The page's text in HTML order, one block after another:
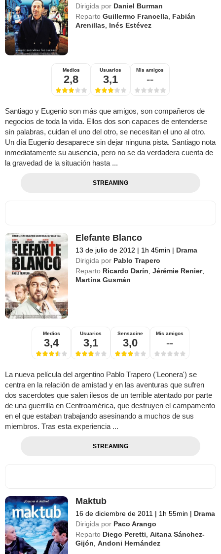
Dirigida por Daniel Burman
Reparto Guillermo Francella Fabián
Arenillas
Inés Estévez
Medios
2,8
Usuarios
3,1
Mis amigos
--
Santiago y Eugenio son más que amigos, son compañeros de
negocios de toda la vida. Ellos dos son capaces de entenderse
sin palabras, cuidan el uno del otro, se necesitan el uno al otro.
Un día Eugenio desaparece sin dejar ninguna pista. Santiago nota
inmediatamente su ausencia, pero no se da verdadera cuenta de
la gravedad de la situación hasta ...
STREAMING
Elefante Blanco
13 de julio de 2012 | 1h 45min | Drama
Dirigida por Pablo Trapero
Reparto Ricardo Darín ,Jérémie Renier,
Martina Gusmán
Medios
3,4
Usuarios
3,1
Sensacine
3,0
Mis amigos
--
La nueva película del argentino Pablo Trapero ('Leonera') se
centra en la relación de amistad y en las aventuras que sufren
dos sacerdotes que salen ilesos de un terrible atentado por parte
de una guerrilla en Centroamérica, que destruyen el campamento
en el que estaban trabajando asesinando a muchos de sus
miembros. Tras esta experiencia ...
STREAMING
Maktub
16 de diciembre de 2011 | 1h 55min | Drama
Dirigida por Paco Arango
Reparto Diego Peretti ,Aitana Sánchez-
Gijón ,Andoni Hernández